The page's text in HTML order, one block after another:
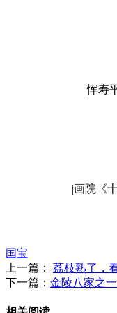
|恽寿
|画院《
国宝
上一篇：
荔枝熟了，
下一篇： 金陵八家之